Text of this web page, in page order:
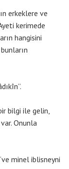
erkeklere ve
kerimede
hangisini
bilgi ile gelin,
Onunla
minel iblisneyni